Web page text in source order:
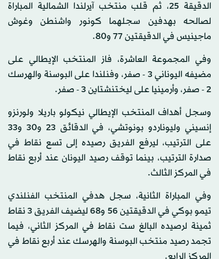
الدقيقة 25، ثم قلب منتخب آيرلندا الشمالية المباراة
لصالحه بهدفين سجلهما كونور واشنطن وغوش
ماجينيس في الدقيقتين 77 و80.
وفي المجموعة العاشرة، فاز المنتخب الإيطالي على
مضيفه اليوناني 3 - صفر، وفنلندا على البوسنة والهرسك
2 - صفر، وأرمينيا على ليختنشتاين 3 - صفر.
وسجل أهداف المنتخب الإيطالي نيكولو باريلا ولورنزو
إنسيني وليوناردو بونوتشي، في الدقائق 23 و30 و33
على الترتيب، ليرفع الفريق رصيده إلى تسع نقاط في
صدارة الترتيب، بينما توقف رصيد اليونان عند أربع نقاط
في المركز الثالث.
وفي المباراة الثانية، سجل هدفي المنتخب الفنلندي
تيمو بوكي في الدقيقتين 56 و68 ليضيف الفريق 3 نقاط
ثمينة لرصيده البالغ ست نقاط في المركز الثاني، فيما
تجمد رصيد منتخب البوسنة والهرسك عند أربع نقاط في